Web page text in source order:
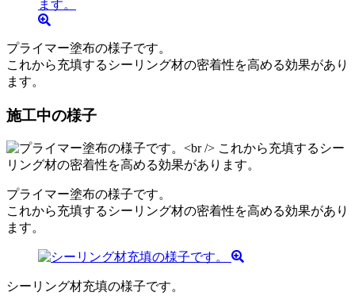
プライマー塗布の様子です。
これから充填するシーリング材の密着性を高める効果があり
ます。
施工中の様子
プライマー塗布の様子です。
これから充填するシーリング材の密着性を高める効果があり
ます。
シーリング材充填の様子です。